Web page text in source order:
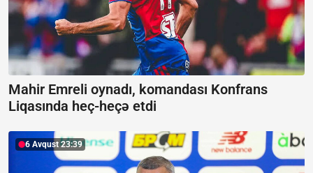
Mahir Emreli oynadı, komandası Konfrans
Liqasında heç-heçə etdi
6 Avqust 23:39